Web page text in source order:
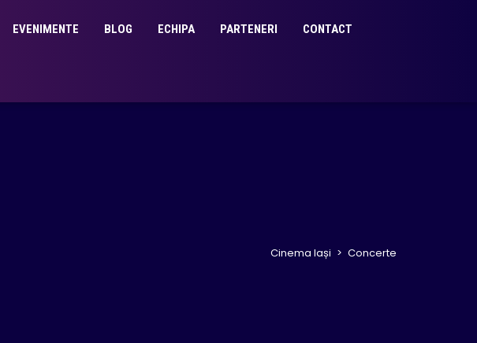
EVENIMENTE BLOG ECHIPA PARTENERI CONTACT
Cinema Iași > Concerte